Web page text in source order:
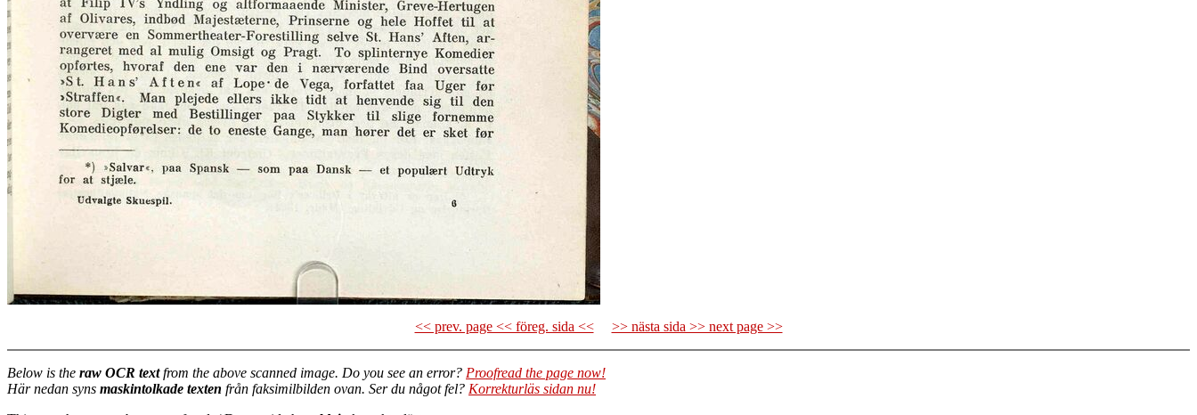
<< prev. page << föreg. sida << >> nästa sida >> next page >>
Below is the raw OCR textfrom the above scanned image. Do you see an error? Proofread the page now!
Här nedan syns maskintolkade texten från faksimilbilden ovan. Ser du något fel? Korrekturläs sidan nu!